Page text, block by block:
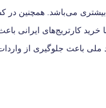
می‌باشد. همچنین در
خرید کارتریج‌های ایرانی
ملی باعث جلوگیری از